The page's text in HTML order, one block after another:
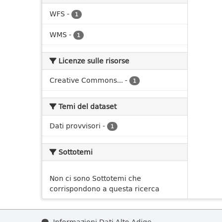
WFS - 1
WMS - 1
Licenze sulle risorse
Creative Commons... - 1
Temi del dataset
Dati provvisori - 1
Sottotemi
Non ci sono Sottotemi che
corrispondono a questa ricerca